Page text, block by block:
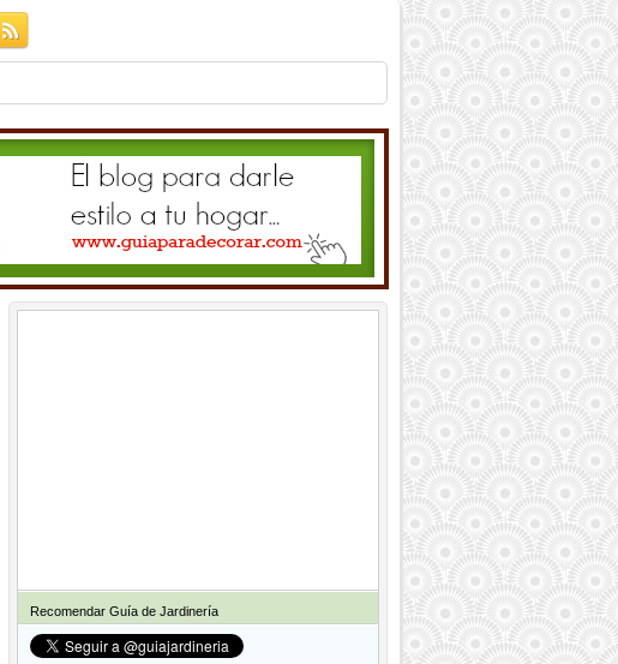
Recomendar Guía de Jardinería